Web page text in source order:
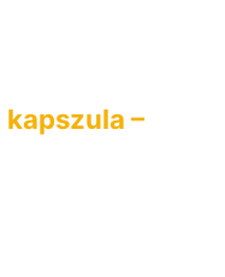
–